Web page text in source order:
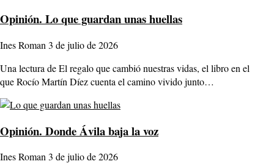
Opinión. Lo que guardan unas huellas
Ines Roman 3 de julio de 2026
Una lectura de El regalo que cambió nuestras vidas, el libro en el
que Rocío Martín Díez cuenta el camino vivido junto…
Opinión. Donde Ávila baja la voz
Ines Roman3 de julio de 2026